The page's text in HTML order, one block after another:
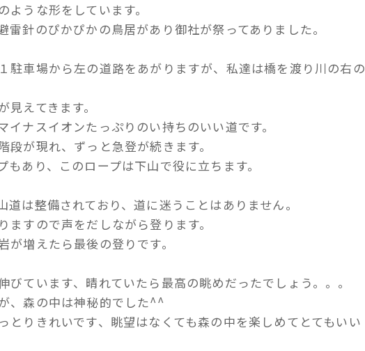
うな形をしています。
雷針のぴかぴかの鳥居があり御社が祭ってありました。
駐車場から左の道路をあがりますが、私達は橋を渡り川の右の
えてきます。
イナスイオンたっぷりのい持ちのいい道です。
段が現れ、ずっと急登が続きます。
もあり、このロープは下山で役に立ちます。
道は整備されており、道に迷うことはありません。
ますので声をだしながら登ります。
が増えたら最後の登りです。
びています、晴れていたら最高の眺めだったでしょう。。。
、森の中は神秘的でした^^
とりきれいです、眺望はなくても森の中を楽しめてとてもいい